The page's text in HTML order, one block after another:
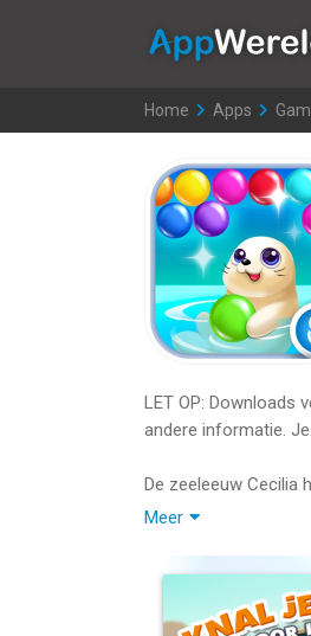
Home >
Apps >
LET OP: Downloads
andere informatie.
De zeeleeuw Cecilia
gegaan! Gooi
Verken deze
onderwaterruïnes
Meer